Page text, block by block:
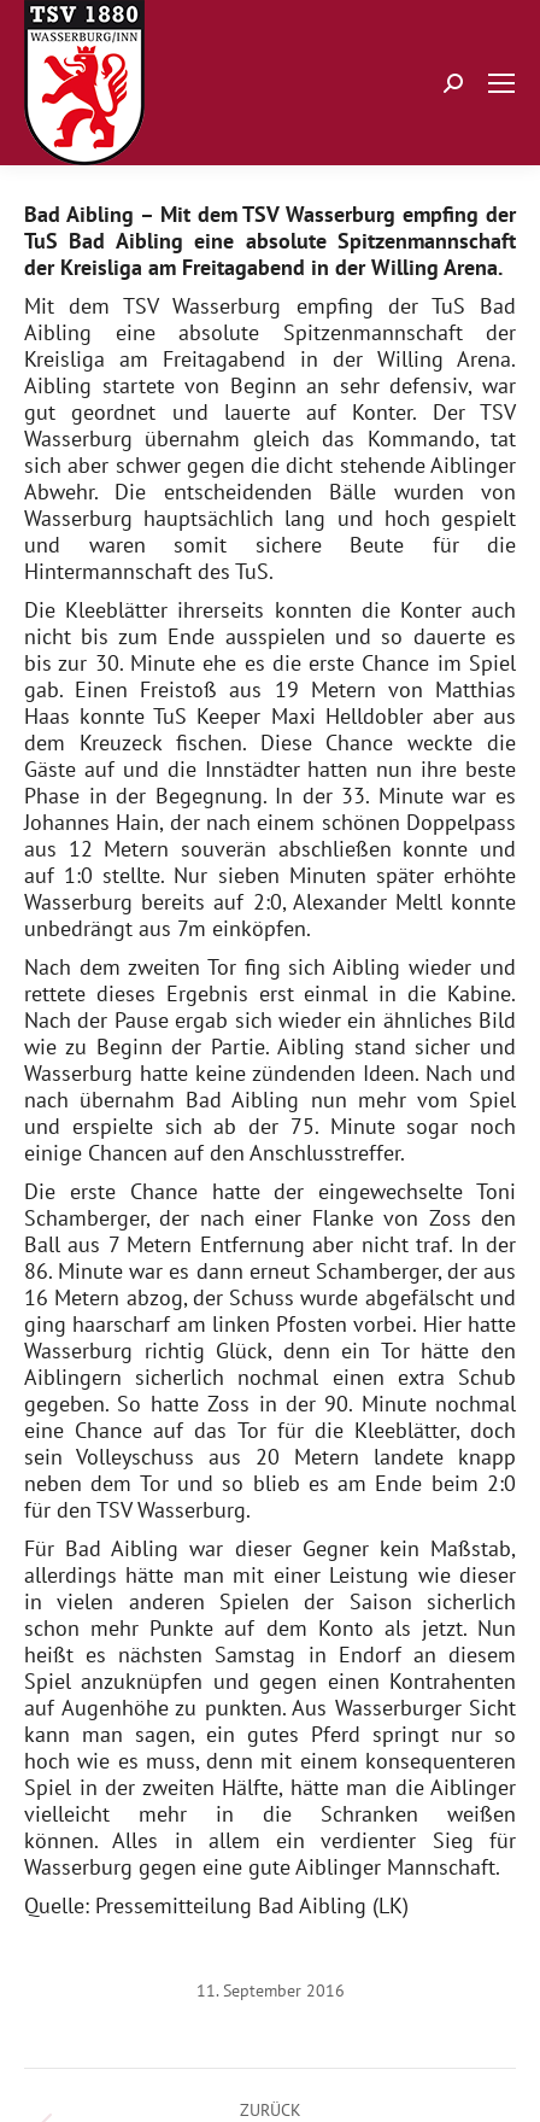
Search:
Bad Aibling – Mit dem TSV Wasserburg empfing der
TuS Bad Aibling eine absolute Spitzenmannschaft
der Kreisliga am Freitagabend in der Willing­ Arena.
Mit dem TSV Wasserburg empfing der TuS Bad
Aibling eine absolute Spitzenmannschaft der
Kreisliga am Freitagabend in der Willing ­Arena.
Aibling startete von Beginn an sehr defensiv, war
gut geordnet und lauerte auf Konter. Der TSV
Wasserburg übernahm gleich das Kommando, tat
sich aber schwer gegen die dicht stehende Aiblinger
Abwehr. Die entscheidenden Bälle wurden von
Wasserburg hauptsächlich lang und hoch gespielt
und waren somit sichere Beute für die
Hintermannschaft des TuS.
Die Kleeblätter ihrerseits konnten die Konter auch
nicht bis zum Ende ausspielen und so dauerte es
bis zur 30. Minute ehe es die erste Chance im Spiel
gab. Einen Freistoß aus 19 Metern von Matthias
Haas konnte TuS ­Keeper Maxi Helldobler aber aus
dem Kreuzeck fischen. Diese Chance weckte die
Gäste auf und die Innstädter hatten nun ihre beste
Phase in der Begegnung. In der 33. Minute war es
Johannes Hain, der nach einem schönen Doppelpass
aus 12 Metern souverän abschließen konnte und
auf 1:0 stellte. Nur sieben Minuten später erhöhte
Wasserburg bereits auf 2:0, Alexander Meltl konnte
unbedrängt aus 7m einköpfen.
Nach dem zweiten Tor fing sich Aibling wieder und
rettete dieses Ergebnis erst einmal in die Kabine.
Nach der Pause ergab sich wieder ein ähnliches Bild
wie zu Beginn der Partie. Aibling stand sicher und
Wasserburg hatte keine zündenden Ideen. Nach und
nach übernahm Bad Aibling nun mehr vom Spiel
und erspielte sich ab der 75. Minute sogar noch
einige Chancen auf den Anschlusstreffer.
Die erste Chance hatte der eingewechselte Toni
Schamberger, der nach einer Flanke von Zoss den
Ball aus 7 Metern Entfernung aber nicht traf. In der
86. Minute war es dann erneut Schamberger, der aus
16 Metern abzog, der Schuss wurde abgefälscht und
ging haarscharf am linken Pfosten vorbei. Hier hatte
Wasserburg richtig Glück, denn ein Tor hätte den
Aiblingern sicherlich nochmal einen extra Schub
gegeben. So hatte Zoss in der 90. Minute nochmal
eine Chance auf das Tor für die Kleeblätter, doch
sein Volleyschuss aus 20 Metern landete knapp
neben dem Tor und so blieb es am Ende beim 2:0
für den TSV Wasserburg.
Für Bad Aibling war dieser Gegner kein Maßstab,
allerdings hätte man mit einer Leistung wie dieser
in vielen anderen Spielen der Saison sicherlich
schon mehr Punkte auf dem Konto als jetzt. Nun
heißt es nächsten Samstag in Endorf an diesem
Spiel anzuknüpfen und gegen einen Kontrahenten
auf Augenhöhe zu punkten. Aus Wasserburger Sicht
kann man sagen, ein gutes Pferd springt nur so
hoch wie es muss, denn mit einem konsequenteren
Spiel in der zweiten Hälfte, hätte man die Aiblinger
vielleicht mehr in die Schranken weißen
können. Alles in allem ein verdienter Sieg für
Wasserburg gegen eine gute Aiblinger Mannschaft.
Quelle: Pressemitteilung Bad Aibling (LK)
11. September 2016
ZURÜCK